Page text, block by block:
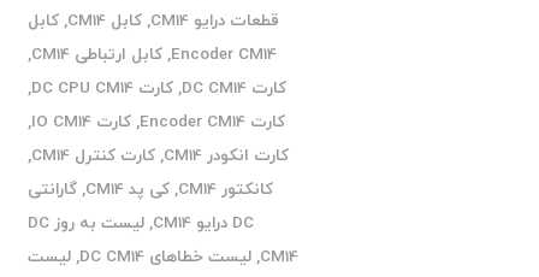
قطعات درایو CM14
,کابل CM14 ,کابل
Encoder CM14
,کابل ارتباطی CM14
,
کارت DC CM14
,کارت DC CPU CM14
,
کارت Encoder CM14
,کارت IO CM14
,
کارت انکودر CM14
,کارت کنترل CM14
,
کانکتور CM14
,کی پد CM14 ,گارانتی
DC درایو CM14
,
لیست به روز DC
CM14
,لیست خطاهای DC CM14 ,لیست